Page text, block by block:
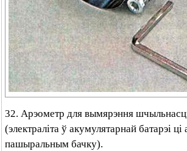
32. Арэометр для вымярэння
(электраліта ў акумулятарнай батарэі
пашыральным бачку).